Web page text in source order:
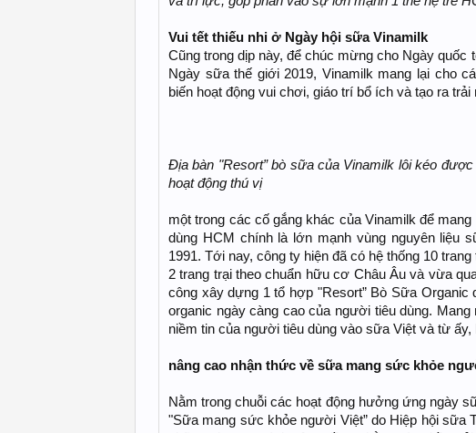
Vui tết thiếu nhi ở Ngày hội sữa Vinamilk
Cũng trong dịp này, để chúc mừng cho Ngày quốc
Ngày sữa thế giới 2019, Vinamilk mang lại cho
biến hoạt động vui chơi, giáo trí bổ ích và tạo ra
Địa bàn "Resort” bò sữa của Vinamilk lôi kéo
hoạt động thú vị
một trong các cố gắng khác của Vinamilk để
dùng HCM chính là lớn mạnh vùng nguyên liệu
1991. Tới nay, công ty hiện đã có hệ thống 10
2 trang trại theo chuẩn hữu cơ Châu Âu và vừa
công xây dựng 1 tổ hợp "Resort” Bò Sữa
organic ngày càng cao của người tiêu dùng.
niềm tin của người tiêu dùng vào sữa Việt và từ
nâng cao nhận thức về sữa mang sức khỏe
Nằm trong chuỗi các hoạt động hưởng ứng ngày
"Sữa mang sức khỏe người Việt” do Hiệp hội sữa